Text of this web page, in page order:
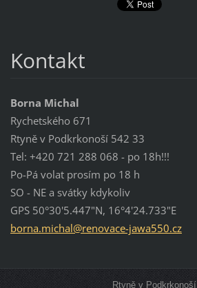
Kontakt
Borna Michal
Rychetského 671
Rtyně v Podkrkonoší 542 33
Tel: +420 721 288 068 - po 18h!!!
Po-Pá volat prosím po 18 h
SO - NE a svátky kdykoliv
GPS 50°30'5.447"N, 16°4'24.733"E
borna.michal@renovace-jawa550.cz
Rtyně v Podkrkonoší